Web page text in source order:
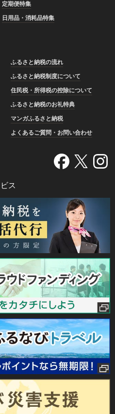
定期便特集
日用品・消耗品特集
ふるさと納税の流れ
ふるさと納税制度について
住民税・所得税の控除について
ふるさと納税のお礼特典
マンガふるさと納税
よくあるご質問・お問い合わせ
ス